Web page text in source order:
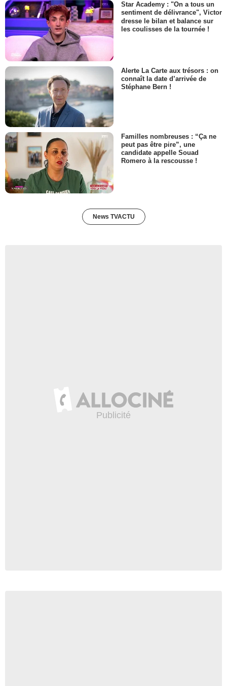
Star Academy : "On a tous un
sentiment de délivrance", Victor
dresse le bilan et balance sur
les coulisses de la tournée !
Alerte La Carte aux trésors : on
connaît la date d’arrivée de
Stéphane Bern !
Familles nombreuses : “Ça ne
peut pas être pire”, une
candidate appelle Souad
Romero à la rescousse !
News TVACTU